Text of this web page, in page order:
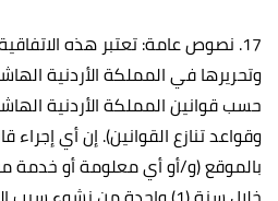
17. نصوص عامة: تعتبر هذه
وتحريرها في المملكة الأردنية
حسب قوانين المملكة الأردنية
وقواعد تنازع القوانين). إن أي
بالموقع (و/أو أي معلومة أو خدمة